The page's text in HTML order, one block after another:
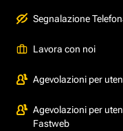
Segnalazione
Lavora con noi
Agevolazioni per
Agevolazioni per
Fastweb